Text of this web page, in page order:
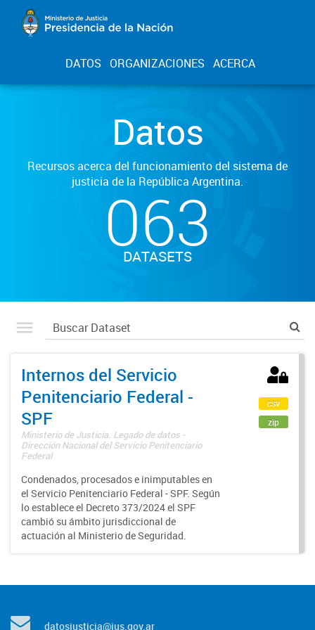
DATOS ORGANIZACIONES ACERCA
Datos
Recursos acerca del funcionamiento del sistema de
justicia de la República Argentina.
063
DATASETS
Internos del Servicio
Penitenciario Federal -
SPF
Ministerio de Justicia. Legado de datos -
Dirección Nacional del Servicio Penitenciario
Federal
Condenados, procesados e inimputables en
el Servicio Penitenciario Federal - SPF. Según
lo establece el Decreto 373/2024 el SPF
cambió su ámbito jurisdiccional de
actuación al Ministerio de Seguridad.
csv
zip
datosjusticia@jus.gov.ar